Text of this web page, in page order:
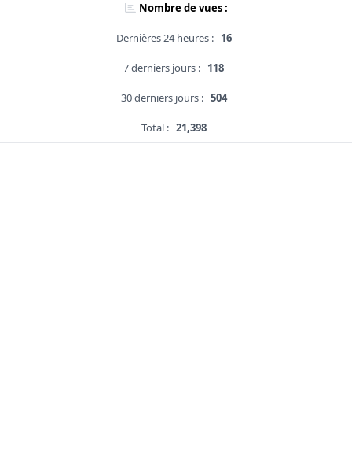
Nombre de vues :
Dernières 24 heures : 16
7 derniers jours : 118
30 derniers jours : 504
Total : 21,398